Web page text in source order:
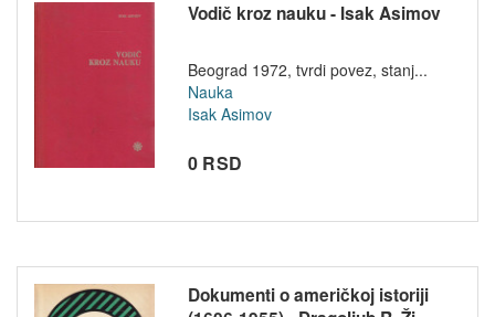
Vodič kroz nauku - Isak Asimov
Beograd 1972, tvrdi povez, stanj...
Nauka
Isak Asimov
0 RSD
Dokumenti o američkoj istoriji